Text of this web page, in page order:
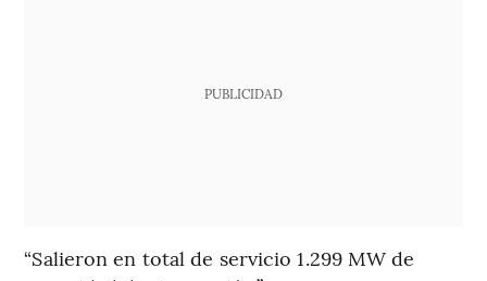
PUBLICIDAD
“Salieron en total de servicio 1.299 MW de